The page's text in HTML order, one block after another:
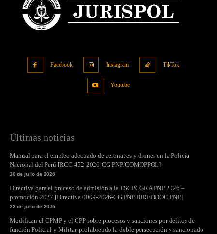
Facebook Instagram TikTok
Youtube
Últimas noticias
Manual para el empleo adecuado de aeronaves y drones en la Policía
Nacional del Perú [RCG 452-2026-CG PNP/COMOPPOL]
30 de julio de 2026
Directiva para el proceso de admisión a la ESCPOGRA PNP 2026 –
promoción 2027 [Directiva 0009-2026-CG PNP DIREDDOC PNP]
22 de julio de 2026
Modifican el CPMP y el CPP sobre procesos y sanciones por delitos de
función Policial y Militar, prohibiendo la doble persecución y sancionado